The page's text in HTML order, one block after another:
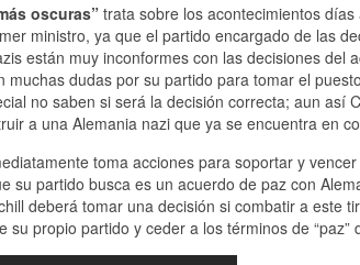
oscuras” trata sobre los acontecimientos
ministro, ya que el partido encargado de las
están muy inconformes con las decisiones del
muchas dudas por su partido para tomar el
no saben si será la decisión correcta; aun así
a una Alemania nazi que ya se encuentra en
toma acciones para soportar y
su partido busca es un acuerdo de paz con
deberá tomar una decisión si combatir a este
su propio partido y ceder a los términos de “paz”